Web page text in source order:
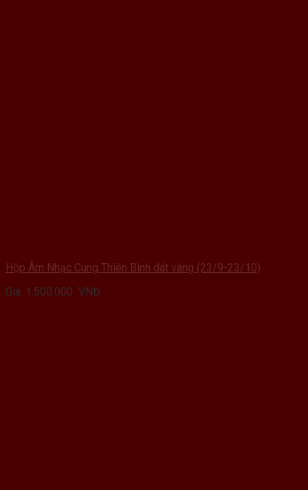
Hộp Âm Nhạc Cung Thiên Bình dát vàng (23/9-23/10)
Giá: 1.500.000 VNĐ